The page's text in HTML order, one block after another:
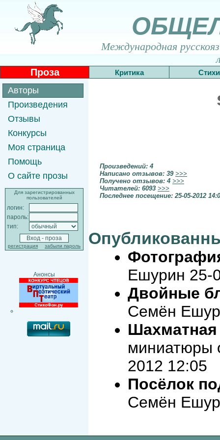
Международная
Проза Критика Стихи
Авторы
Произведения
Отзывы
Конкурсы
Моя страница
Помощь
О сайте прозы
Для зарегистрированных
пользователей
логин:
пароль:
тип:
регистрация забыли пароль
Анонсы
Произведений: 4
Написано отзывов: 39 >>>
Получено отзывов: 4 >>>
Читателей: 6093 >>>
Последнее посещение: 25-05-2012
Ешурин 25-
Двойные
Семён
миниатюры
2012 12:05
Посёлок
Семён